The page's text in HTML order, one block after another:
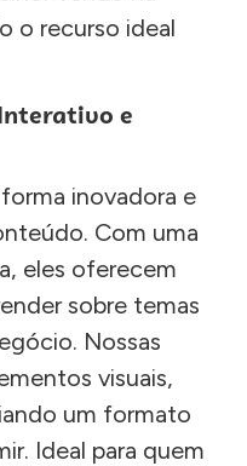
o recurso ideal
e
inovadora e
Com uma
eles oferecem
sobre temas
Nossas
visuais,
um formato
Ideal para quem